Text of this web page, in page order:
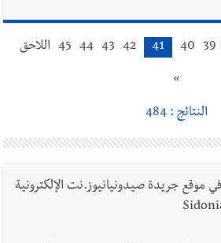
39
40
41
42
43
44
45 اللاحق
»
النتائج : 484
موقع جريدة صيدونيانيوز.نت الإلكترونية